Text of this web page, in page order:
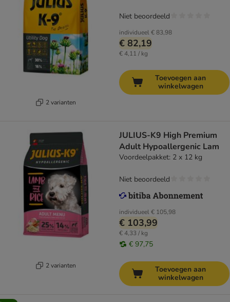
2 varianten
individueel€ 83,98
€ 82,19
€ 4,11 / kg
Niet beoordeeld
Toevoegen aan
winkelwagen
2 varianten
JULIUS-K9 High Premium
Adult Hypoallergenic Lam
Voordeelpakket: 2 x 12 kg
individueel€ 105,98
€ 103,99
€ 4,33 / kg
€ 97,75
Niet beoordeeld
Toevoegen aan
winkelwagen